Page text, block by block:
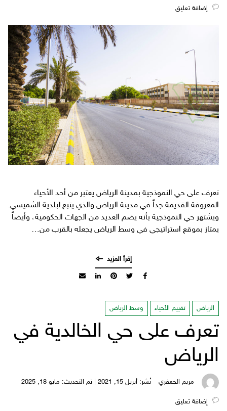
تعرف على حي النموذجية بمدينة الرياض يعتبر من أحد الأحياء
المعروفة القديمة جداً في مدينة الرياض والذي يتبع لبلدية الشميسي.
ويشتهر حي النموذجية بأنه يضم العديد من الجهات الحكومية، وأيضاً
يمتاز بموقع استراتيجي في وسط الرياض يجعله بالقرب من…
الرياض تقييم الأحياء وسط الرياض
تعرف على حي الخالدية في
الرياض
مريم الجعفري نُشر: أبريل 15, 2021 | تم التحديث: مايو 18, 2025